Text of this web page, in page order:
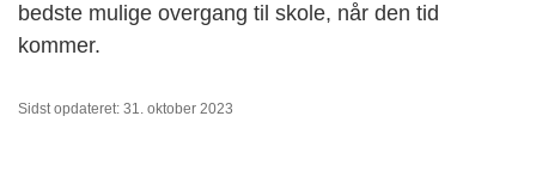
bedste mulige overgang til skole, når den tid
kommer.
Sidst opdateret: 31. oktober 2023